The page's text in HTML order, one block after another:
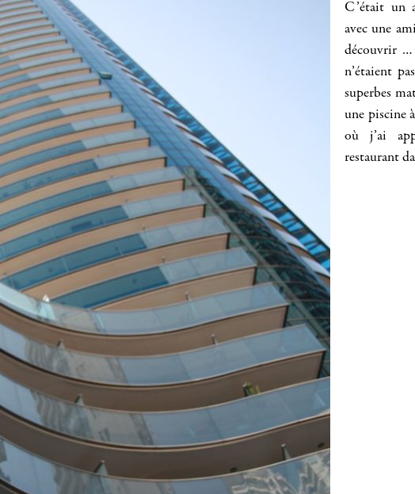
C’était un
avec une
découvrir …
n’étaient
superbes
une piscine
où j’ai
restaurant